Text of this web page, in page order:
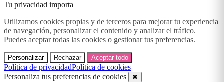
Tu privacidad importa
Utilizamos cookies propias y de terceros para mejorar tu experiencia
de navegación, personalizar el contenido y analizar el tráfico.
Puedes aceptar todas las cookies o gestionar tus preferencias.
Personalizar Rechazar Aceptar todo
Política de privacidadPolítica de cookies
Personaliza tus preferencias de cookies
✖